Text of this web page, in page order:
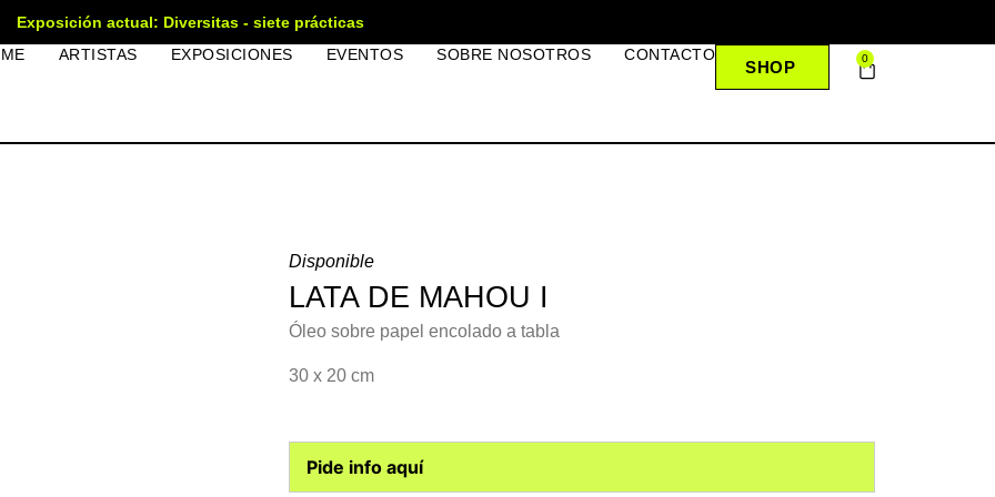
Exposición actual: Diversitas - siete prácticas
ARTISTAS EXPOSICIONES EVENTOS SOBRE NOSOTROS CONTACTO
SHOP 0
Disponible
LATA DE MAHOU I
Óleo sobre papel encolado a tabla
30 x 20 cm
Pide info aquí